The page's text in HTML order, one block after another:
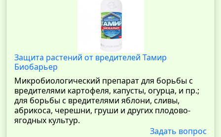
Защита растений от вредителей Тамир
Биобарьер
Микробиологический препарат для борьбы с
вредителями картофеля, капусты, огурца, и пр.;
для борьбы с вредителями яблони, сливы,
абрикоса, черешни, груши и других плодово-
ягодных культур.
Задать вопрос